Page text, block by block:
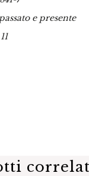
e presente
11